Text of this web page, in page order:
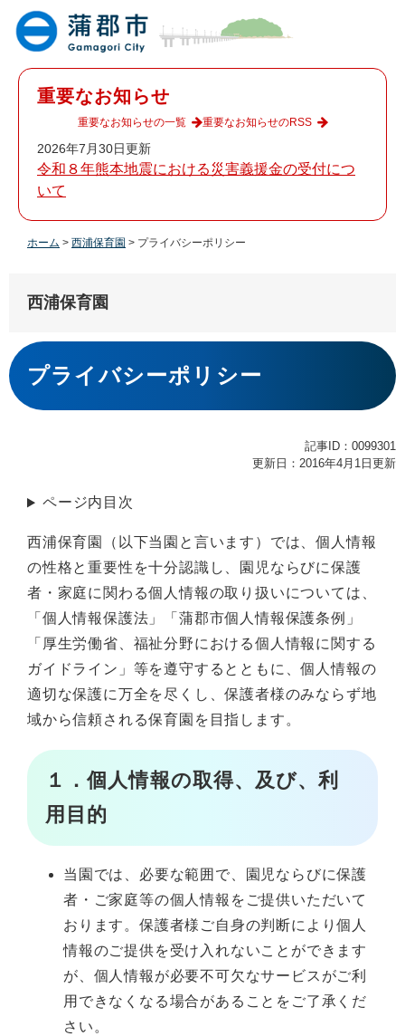
重要なお知らせ
2026年7月30日更新
令和８年熊本地震における災害義援金の受付につ
いて
重要なお知らせの一覧 重要なお知らせのRSS
ホーム > 西浦保育園 > プライバシーポリシー
西浦保育園
本
文
プライバシーポリシー
記事ID：0099301
更新日：2016年4月1日更新
ページ内目次
西浦保育園（以下当園と言います）では、個人情報
の性格と重要性を十分認識し、園児ならびに保護
者・家庭に関わる個人情報の取り扱いについては、
「個人情報保護法」「蒲郡市個人情報保護条例」
「厚生労働省、福祉分野における個人情報に関する
ガイドライン」等を遵守するとともに、個人情報の
適切な保護に万全を尽くし、保護者様のみならず地
域から信頼される保育園を目指します。
１．個人情報の取得、及び、利
用目的
当園では、必要な範囲で、園児ならびに保護
者・ご家庭等の個人情報をご提供いただいて
おります。保護者様ご自身の判断により個人
情報のご提供を受け入れないことができます
が、個人情報が必要不可欠なサービスがご利
用できなくなる場合があることをご了承くだ
さい。